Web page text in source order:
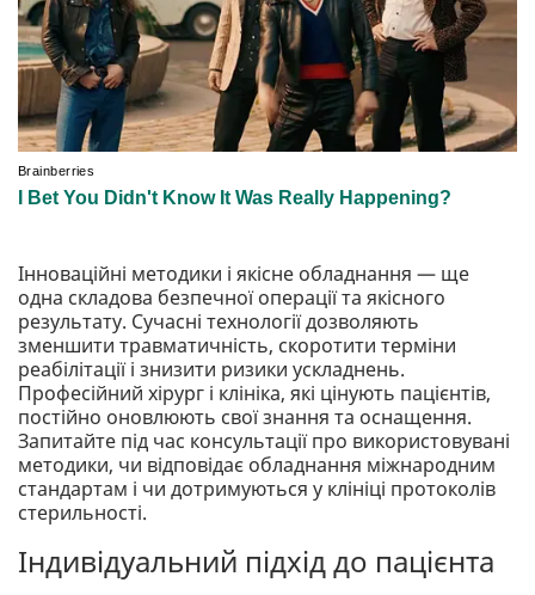
Інноваційні методики і якісне обладнання — ще
одна складова безпечної операції та якісного
результату. Сучасні технології дозволяють
зменшити травматичність, скоротити терміни
реабілітації і знизити ризики ускладнень.
Професійний хірург і клініка, які цінують пацієнтів,
постійно оновлюють свої знання та оснащення.
Запитайте під час консультації про використовувані
методики, чи відповідає обладнання міжнародним
стандартам і чи дотримуються у клініці протоколів
стерильності.
Індивідуальний підхід до пацієнта